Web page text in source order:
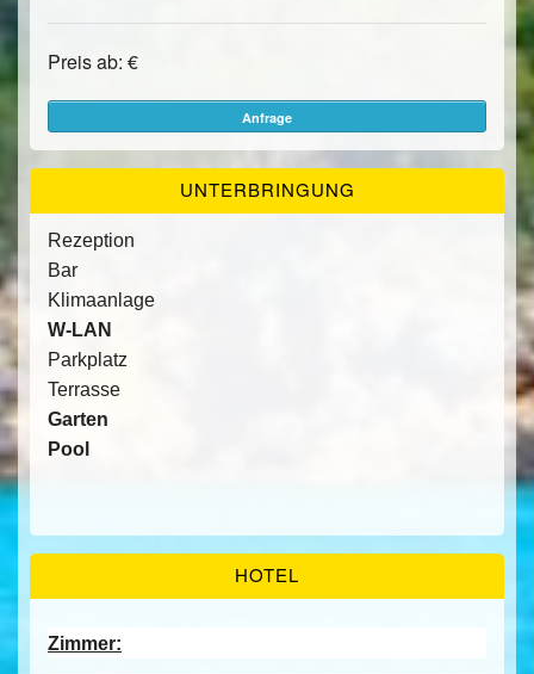
Preis ab: €
Anfrage
UNTERBRINGUNG
Rezeption
Bar
Klimaanlage
W-LAN
Parkplatz
Terrasse
Garten
Pool
HOTEL
Zimmer: